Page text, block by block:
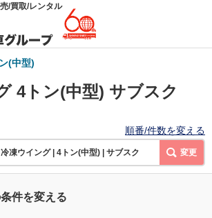
/買取/レンタル
(中型)
4トン(中型) サブスク
順番/件数を変える
冷凍ウイング | 4トン(中型) | サブスク 変更
件を変える